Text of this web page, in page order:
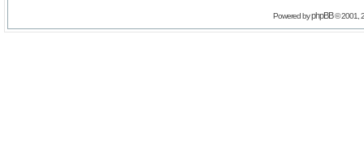
Powered byphpBB© 2001,